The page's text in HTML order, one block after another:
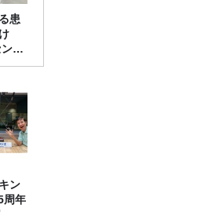
患
タ
ン
周年